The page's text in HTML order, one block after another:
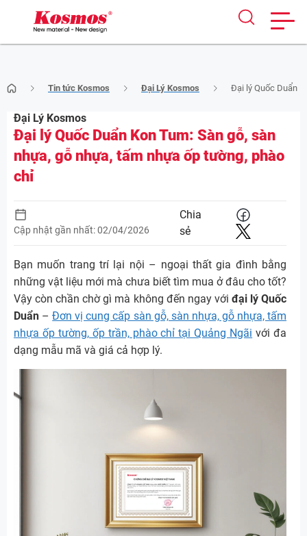
to
content
Tin tức Kosmos Đại Lý Kosmos Đại lý Quốc Duẩn
Đại Lý Kosmos
Đại lý Quốc Duẩn Kon Tum: Sàn gỗ, sàn
nhựa, gỗ nhựa, tấm nhựa ốp tường, phào
chỉ
Cập nhật gần nhất: 02/04/2026
Chia
sẻ
Bạn muốn trang trí lại nội – ngoại thất gia đình bằng
những vật liệu mới mà chưa biết tìm mua ở đâu cho tốt?
Vậy còn chần chờ gì mà không đến ngay với đại lý Quốc
Duẩn –Đơn vị cung cấp sàn gỗ, sàn nhựa, gỗ nhựa, tấm
nhựa ốp tường, ốp trần, phào chỉ tại Quảng Ngãi với đa
dạng mẫu mã và giá cả hợp lý.